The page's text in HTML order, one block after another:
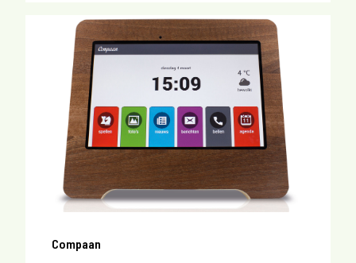
Compaan